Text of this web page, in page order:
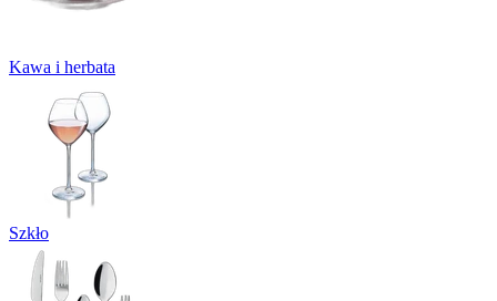
Kawa i herbata
Szkło